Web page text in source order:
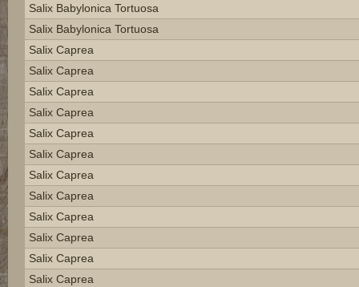
Salix Babylonica Tortuosa
Salix Babylonica Tortuosa
Salix Caprea
Salix Caprea
Salix Caprea
Salix Caprea
Salix Caprea
Salix Caprea
Salix Caprea
Salix Caprea
Salix Caprea
Salix Caprea
Salix Caprea
Salix Caprea